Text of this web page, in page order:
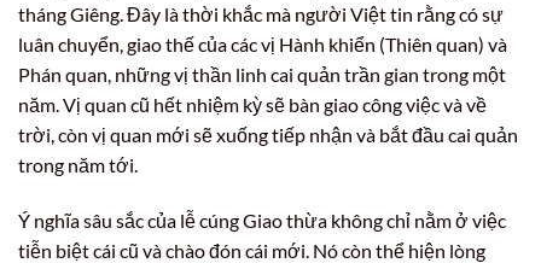
tháng Giêng. Đây là thời khắc mà người Việt tin rằng có sự
luân chuyển, giao thế của các vị Hành khiển (Thiên quan) và
Phán quan, những vị thần linh cai quản trần gian trong một
năm. Vị quan cũ hết nhiệm kỳ sẽ bàn giao công việc và về
trời, còn vị quan mới sẽ xuống tiếp nhận và bắt đầu cai quản
trong năm tới.
Ý nghĩa sâu sắc của lễ cúng Giao thừa không chỉ nằm ở việc
tiễn biệt cái cũ và chào đón cái mới. Nó còn thể hiện lòng